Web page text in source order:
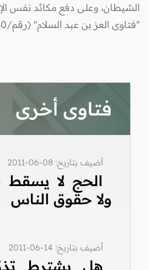
الشيطان، وعلى دفع مكائد نفس
"فتاوى العز بن عبد السلام" (رقم/80)
فتاوى أخرى
أضيف بتاريخ: 08-06-2011
الحج لا يسقط
ولا حقوق الناس
أضيف بتاريخ: 14-06-2011
هل يشترط